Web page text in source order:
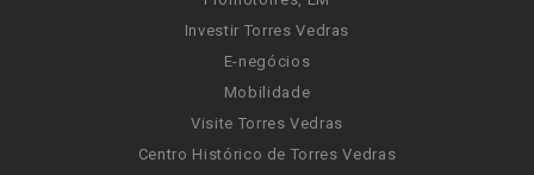
Investir Torres Vedras
E-negócios
Mobilidade
Visite Torres Vedras
Centro Histórico de Torres Vedras